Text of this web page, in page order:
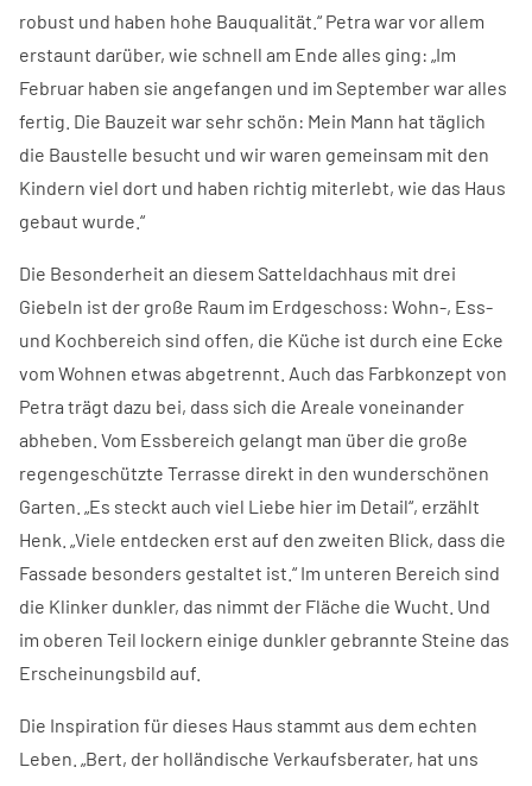
robust und haben hohe Bauqualität.“ Petra war vor allem
erstaunt darüber, wie schnell am Ende alles ging: „Im
Februar haben sie angefangen und im September war alles
fertig. Die Bauzeit war sehr schön: Mein Mann hat täglich
die Baustelle besucht und wir waren gemeinsam mit den
Kindern viel dort und haben richtig miterlebt, wie das Haus
gebaut wurde.“
Die Besonderheit an diesem Satteldachhaus mit drei
Giebeln ist der große Raum im Erdgeschoss: Wohn-, Ess-
und Kochbereich sind offen, die Küche ist durch eine Ecke
vom Wohnen etwas abgetrennt. Auch das Farbkonzept von
Petra trägt dazu bei, dass sich die Areale voneinander
abheben. Vom Essbereich gelangt man über die große
regengeschützte Terrasse direkt in den wunderschönen
Garten. „Es steckt auch viel Liebe hier im Detail“, erzählt
Henk. „Viele entdecken erst auf den zweiten Blick, dass die
Fassade besonders gestaltet ist.“ Im unteren Bereich sind
die Klinker dunkler, das nimmt der Fläche die Wucht. Und
im oberen Teil lockern einige dunkler gebrannte Steine das
Erscheinungsbild auf.
Die Inspiration für dieses Haus stammt aus dem echten
Leben. „Bert, der holländische Verkaufsberater, hat uns